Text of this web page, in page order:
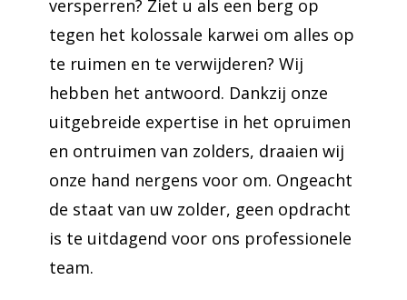
versperren? Ziet u als een berg op
tegen het kolossale karwei om alles op
te ruimen en te verwijderen? Wij
hebben het antwoord. Dankzij onze
uitgebreide expertise in het opruimen
en ontruimen van zolders, draaien wij
onze hand nergens voor om. Ongeacht
de staat van uw zolder, geen opdracht
is te uitdagend voor ons professionele
team.